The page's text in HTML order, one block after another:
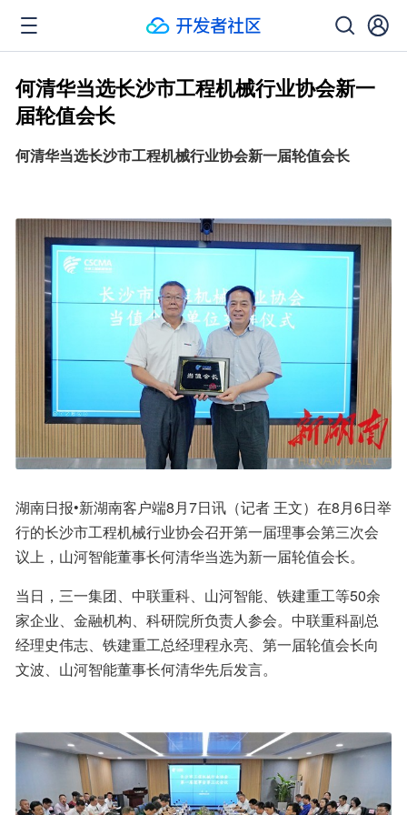
何清华当选长沙市工程机械行业协会新一
届轮值会长
何清华当选长沙市工程机械行业协会新一届轮值会长
湖南日报•新湖南客户端8月7日讯（记者 王文）在8月6日举
行的长沙市工程机械行业协会召开第一届理事会第三次会
议上，山河智能董事长何清华当选为新一届轮值会长。
当日，三一集团、中联重科、山河智能、铁建重工等50余
家企业、金融机构、科研院所负责人参会。中联重科副总
经理史伟志、铁建重工总经理程永亮、第一届轮值会长向
文波、山河智能董事长何清华先后发言。